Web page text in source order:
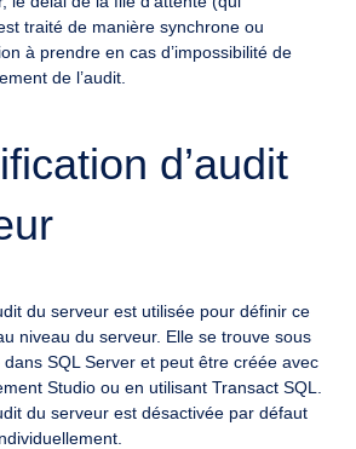
traité de manière synchrone ou
à prendre en cas d’impossibilité de
de l’audit.
d’audit
du serveur est utilisée pour définir ce
niveau du serveur. Elle se trouve sous
SQL Server et peut être créée avec
Studio ou en utilisant Transact SQL.
du serveur est désactivée par défaut